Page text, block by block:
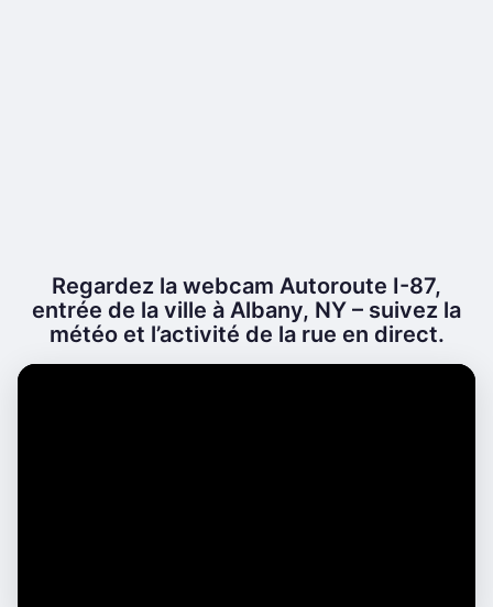
Regardez la webcam Autoroute I-87,
entrée de la ville à Albany, NY – suivez la
météo et l’activité de la rue en direct.